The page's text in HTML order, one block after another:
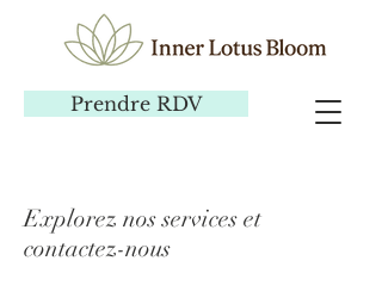
Prendre RDV
Explorez nos services et
contactez-nous